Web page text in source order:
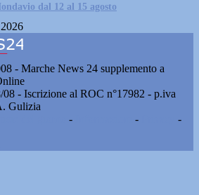
dal 12 al 15 agosto
- Marche News 24 supplemento a
08 - Iscrizione al ROC n°17982 - p.iva
Gulizia
- -
-